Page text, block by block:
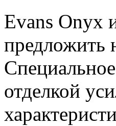
Evans Onyx
предложить
отделкой